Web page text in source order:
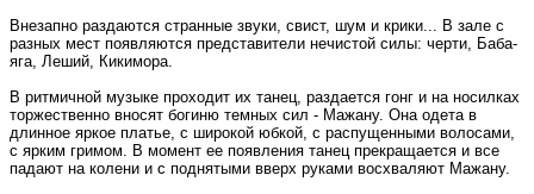
Внезапно раздаются странные звуки, свист, шум и крики... В зале с
разных мест появляются представители нечистой силы: черти, Баба-
яга, Леший, Кикимора.
В ритмичной музыке проходит их танец, раздается гонг и на носилках
торжественно вносят богиню темных сил - Мажану. Она одета в
длинное яркое платье, с широкой юбкой, с распущенными волосами,
с ярким гримом. В момент ее появления танец прекращается и все
падают на колени и с поднятыми вверх руками восхваляют Мажану.